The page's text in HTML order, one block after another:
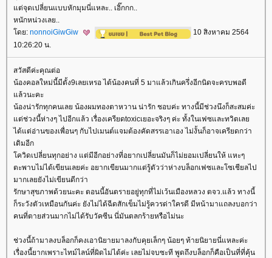
ต่จุดเปลี่ยนแบบหักมุมนี่แหละ.. เอิ๊กกก..
หนักหน่วงเลย..
ดย: nonnoiGiwGiw
10 สิงหาคม 2564
10:26:20 น.
สวัสดีค่ะคุณต่อ
น้องคอลใหม่นี้มีตั้ง9เลยเหรอ ได้น้องคนที่ 5 มาแล้วเกินครึ่งอีกนิดจะครบพอดี
ล้วนะคะ
น้องน่ารักทุกคนเลย น้องผมทองตาหวาน น่ารัก ชอบค่ะ ทางนี้มีช่วงนึงก็สะสมค่ะ
ต่ช่วงนี้ห่างๆ ไปอีกแล้ว เรื่องเครียดtoxicเยอะจริงๆ ค่ะ ทั้งในเฟซและทวิตเล
ได้แต่อ่านของเพื่อนๆ กับไปเมนต์แจมต้องคัดสรรเอาเอง ไม่งั้นก็อาจเครียดกว่า
เดิมอีก
ควิดเปลี่ยนทุกอย่าง แต่มีอีกอย่างที่อยากเปลี่ยนมันก็ไม่ยอมเปลี่ยนให้ แหะๆ
ตะพาบไม่ได้เขียนเลยค่ะ อยากเขียนมากแต่รู้ตัวว่าห่างบล็อกเฟซและโซเชียลไป
มากเลยยังไม่เขียนดีกว่า
รักษาสุขภาพด้วยนะคะ ตอนนี้อันตรายอยู่ทุกที่ไม่เว้นเมืองหลวง ตจว.แล้ว ทางนี้
ก็ระวังตัวเหมือนกันค่ะ ยังไม่ได้ฉีดสักเข็มไม่รู้ควรด่าใครดี มีหน้ามาแถลงบอกว่า
คนที่ตายส่วนมากไม่ได้รับวัคซีน นี่มันตลกร้ายหรือไม่นะ
ช่วงนี้ถ้ามาลงบล็อกก็คงเอานิยายมาลงกับคุยเล็กๆ น้อยๆ ท้ายนิยายนี่แหละค่ะ
เรื่องนี้ยากเพราะไทม์ไลน์ที่ผิดไม่ได้ค่ะ เลยไม่จบซะที พูดถึงบล็อกก็คือเป็นที่ที่คุ้น